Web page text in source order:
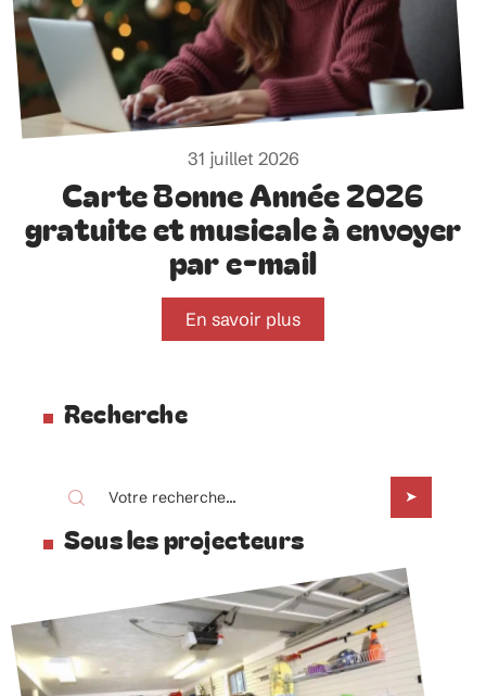
31 juillet 2026
Carte Bonne Année 2026
gratuite et musicale à envoyer
par e-mail
En savoir plus
Recherche
Sous les projecteurs